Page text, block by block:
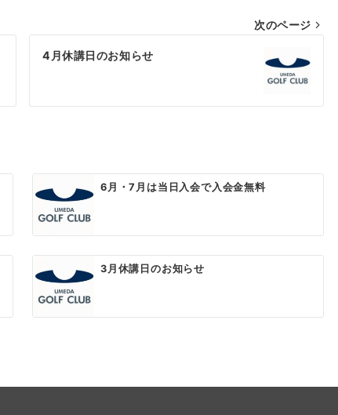
次のページ
4月休講日のお知らせ
6月・7月は当日入会で入会金無料
3月休講日のお知らせ